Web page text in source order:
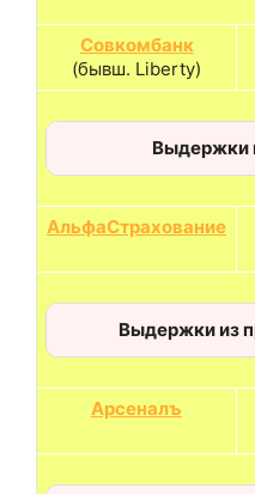
Совкомбанк
(бывш. Liberty)
Выдержки
АльфаСтрахование
Выдержки из
Арсеналъ